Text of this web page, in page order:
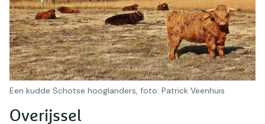
Een kudde Schotse hooglanders, foto: Patrick Veenhuis
Overijssel